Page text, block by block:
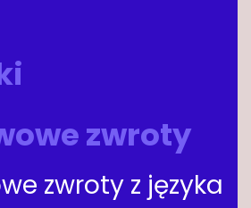
zwroty
zwroty z języka